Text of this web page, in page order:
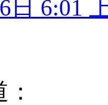
日 6:01